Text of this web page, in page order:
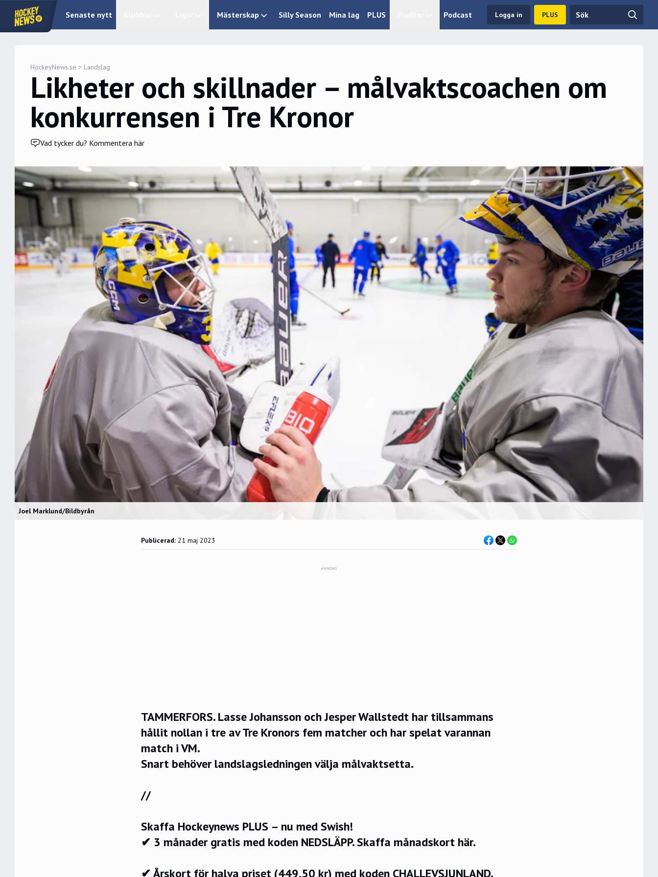
Senaste nytt Mästerskap Silly Season Mina lag PLUS Podcast Logga in PLUS
HockeyNews.se > Landslag
Likheter och skillnader – målvaktscoachen om
konkurrensen i Tre Kronor
Vad tycker du? Kommentera här
Joel Marklund/Bildbyrån
Publicerad: 21 maj 2023
ANNONS
TAMMERFORS. Lasse Johansson och Jesper Wallstedt har tillsammans
hållit nollan i tre av Tre Kronors fem matcher och har spelat varannan
match i VM.
Snart behöver landslagsledningen välja målvaktsetta.
//
Skaffa Hockeynews PLUS – nu med Swish!
✔ 3 månader gratis med koden NEDSLÄPP.Skaffa månadskort här.
✔ Årskort för halva priset (449,50 kr) med koden CHALLEVSJUNLAND.